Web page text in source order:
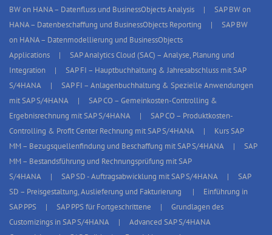
BW on HANA – Datenfluss und BusinessObjects Analysis
SAP BW on
HANA – Datenbeschaffung und BusinessObjects Reporting
SAP BW
on HANA – Datenmodellierung und BusinessObjects
Applications
SAP Analytics Cloud (SAC) – Analyse, Planung und
Integration
SAP FI – Hauptbuchhaltung & Jahresabschluss mit SAP
S/4HANA
SAP FI – Anlagenbuchhaltung & Spezielle Anwendungen
mit SAP S/4HANA
SAP CO – Gemeinkosten-Controlling &
Ergebnisrechnung mit SAP S/4HANA
SAP CO – Produktkosten-
Controlling & Profit Center Rechnung mit SAP S/4HANA
Kurs SAP
MM – Bezugsquellenfindung und Beschaffung mit SAP S/4HANA
SAP
MM – Bestandsführung und Rechnungsprüfung mit SAP
S/4HANA
SAP SD - Auftragsabwicklung mit SAP S/4HANA
SAP
SD – Preisgestaltung, Auslieferung und Fakturierung
Einführung in
SAP PPS
SAP PPS für Fortgeschrittene
Grundlagen des
Customizings in SAP S/4HANA
Advanced SAP S/4HANA